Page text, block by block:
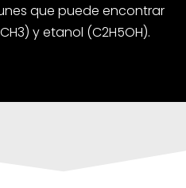
que puede encontrar
y etanol (C2H5OH).